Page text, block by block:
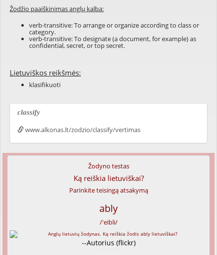
Žodžio paaiškinimas anglų kalba:
verb-transitive: To arrange or organize according to class or
category.
verb-transitive: To designate (a document, for example) as
confidential, secret, or top secret.
Lietuviškos reikšmės:
klasifikuoti
classify
www.alkonas.lt/zodzio/classify/vertimas
Žodyno testas
Ką reiškia lietuviškai?
Parinkite teisingą atsakymą
ably
/'eibli/
--Autorius (flickr)